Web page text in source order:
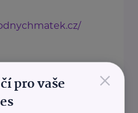
×
pro vaše